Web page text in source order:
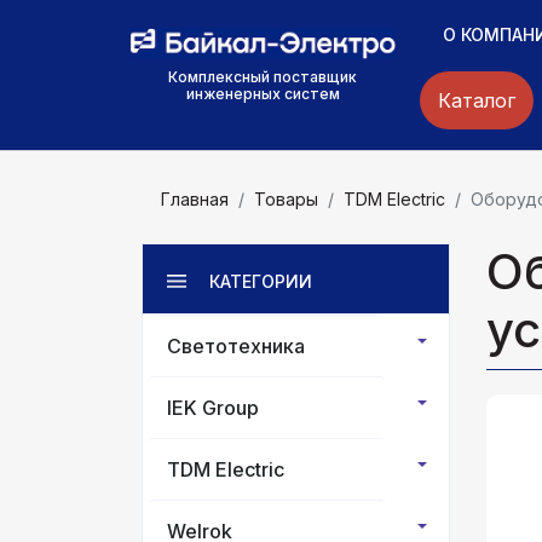
Комплексный поставщик
инженерных систем
О
Каталог
Главная Товары TDM Electric
КАТЕГОРИИ
Светотехника
IEK Group
TDM Electric
Welrok